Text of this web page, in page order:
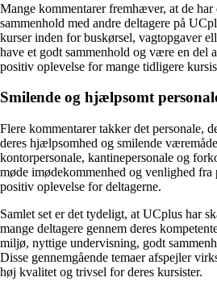
Mange kommentarer fremhæver, at de har
sammenhold med andre deltagere på
kurser inden for buskørsel, vagtopgaver
have et godt sammenhold og være en del
positiv oplevelse for mange tidligere
Smilende og hjælpsomt
Flere kommentarer takker det personale,
deres hjælpsomhed og smilende
kontorpersonale, kantinepersonale og
møde imødekommenhed og venlighed fra
positiv oplevelse for deltagerne.
Samlet set er det tydeligt, at UCplus har
mange deltagere gennem deres
miljø, nyttige undervisning, godt
Disse gennemgående temaer afspejler
høj kvalitet og trivsel for deres kursister.